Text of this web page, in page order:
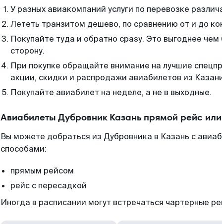
У разных авиакомпаний услуги по перевозке
Лететь транзитом дешево, по сравнению от и до
Покупайте туда и обратно сразу. Это выгоднее
сторону.
При покупке обращайте внимание на лучшие
акции, скидки и распродажи авиабилетов из
Покупайте авиабилет на неделе, а не в выходные.
Авиабилеты Дубровник Казань прямой рейс
Вы можете добраться из Дубровника в Казань с
способами:
прямым рейсом
рейс с пересадкой
Иногда в расписании могут встречаться чартерные